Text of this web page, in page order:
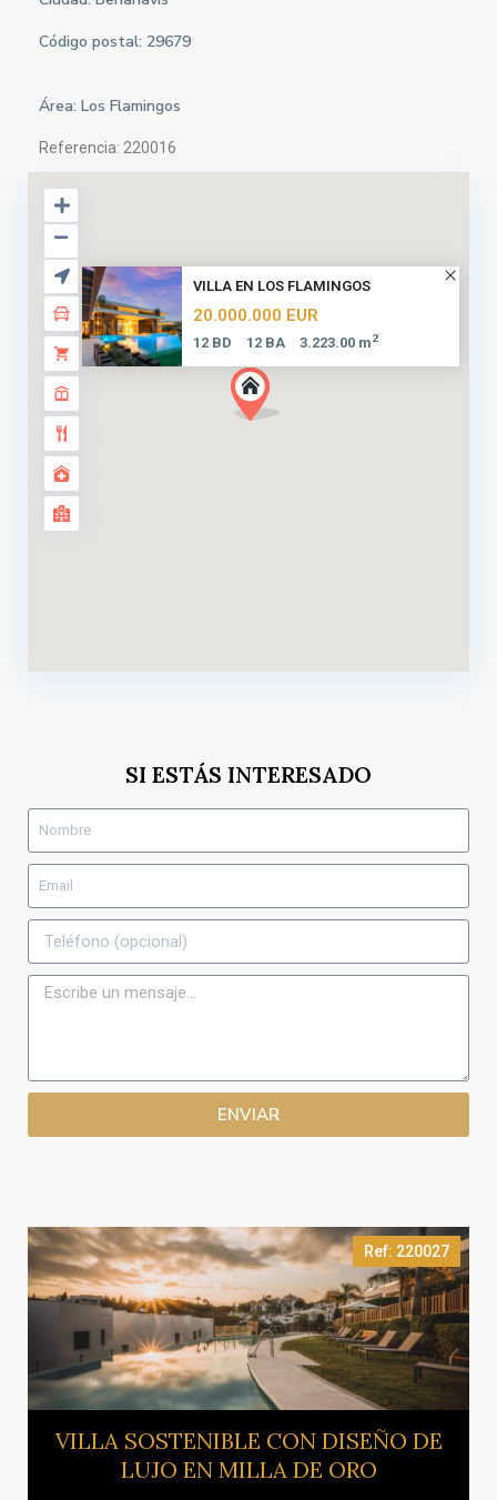
Código postal: 29679
Área: Los Flamingos
Referencia: 220016
VILLA EN LOS FLAMINGOS
20.000.000 EUR
12 BD 12 BA 3.223.00 m2
SI ESTÁS INTERESADO
ENVIAR
Ref: 220027
Ver más
VILLA SOSTENIBLE CON DISEÑO DE
LUJO EN MILLA DE ORO